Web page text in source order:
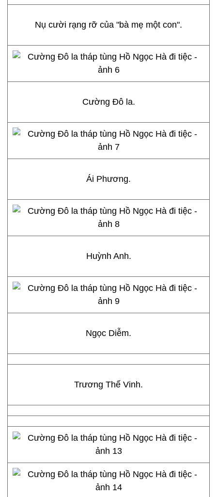
Nụ cười rạng rỡ của "bà mẹ một con".
Cường Đô la.
Ái Phương.
Huỳnh Anh.
Ngọc Diễm.
Trương Thế Vinh.